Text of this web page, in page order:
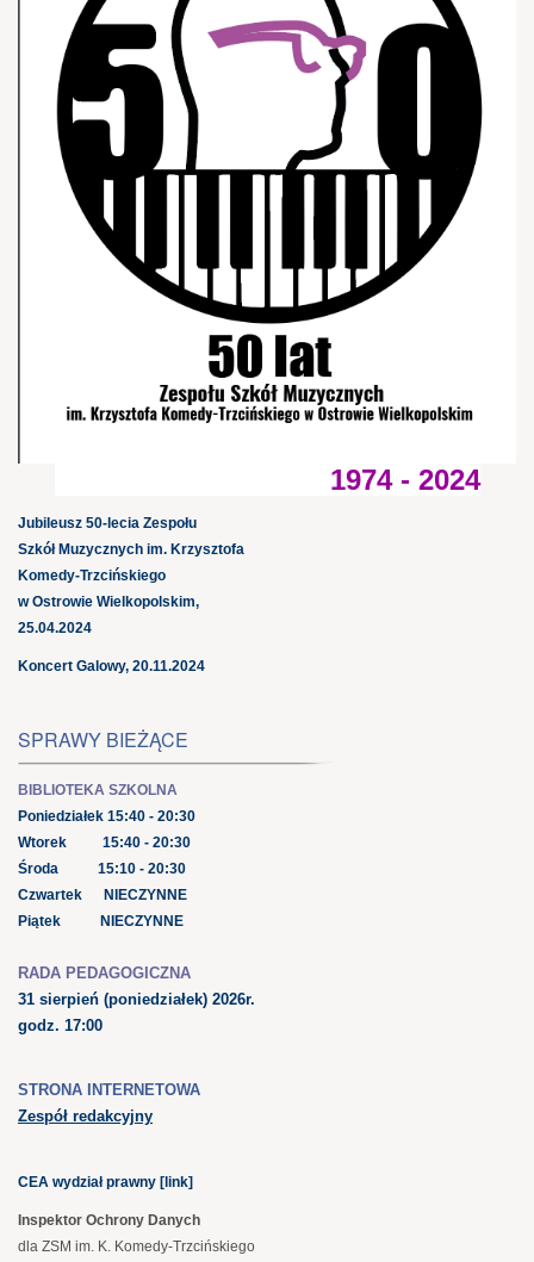
1974 - 2024
Jubileusz 50-lecia Zespołu
Szkół Muzycznych im. Krzysztofa
Komedy-Trzcińskiego
w Ostrowie Wielkopolskim,
25.04.2024
Koncert Galowy, 20.11.2024
SPRAWY BIEŻĄCE
BIBLIOTEKA SZKOLNA
Poniedziałek 15:40 - 20:30
Wtorek 15:40 - 20:30
Środa 15:10 - 20:30
Czwartek NIECZYNNE
Piątek NIECZYNNE
RADA PEDAGOGICZNA
31 sierpień (poniedziałek) 2026r.
godz. 17:00
STRONA INTERNETOWA
Zespół redakcyjny
CEA wydział prawny [link]
Inspektor Ochrony Danych
dla ZSM im. K. Komedy-Trzcińskiego